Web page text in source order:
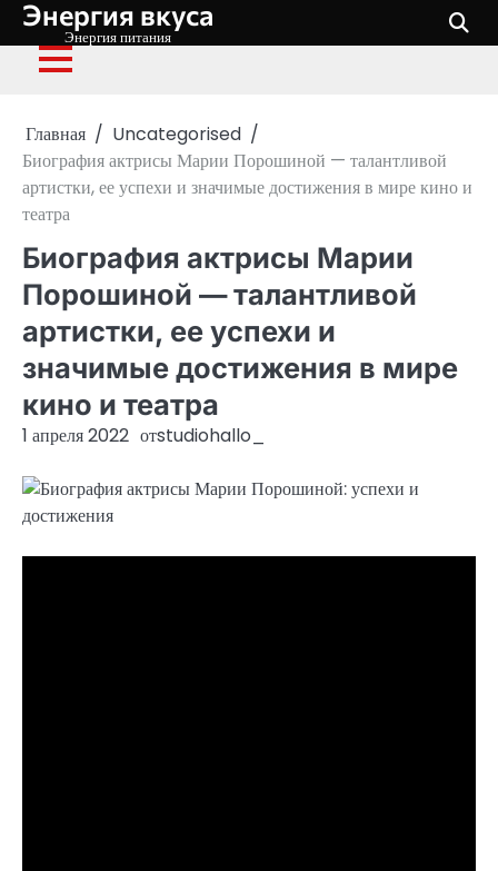
Перейти
содержимому
Энергия вкуса
Энергия питания
Главная
Uncategorised
Биография актрисы Марии Порошиной — талантливой
артистки, ее успехи и значимые достижения в мире кино и
театра
Биография актрисы Марии
Порошиной — талантливой
артистки, ее успехи и
значимые достижения в мире
кино и театра
1 апреля 2022 отstudiohallo_